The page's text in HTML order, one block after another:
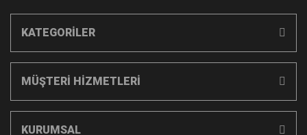
KATEGORİLER
MÜŞTERİ HİZMETLERİ
KURUMSAL